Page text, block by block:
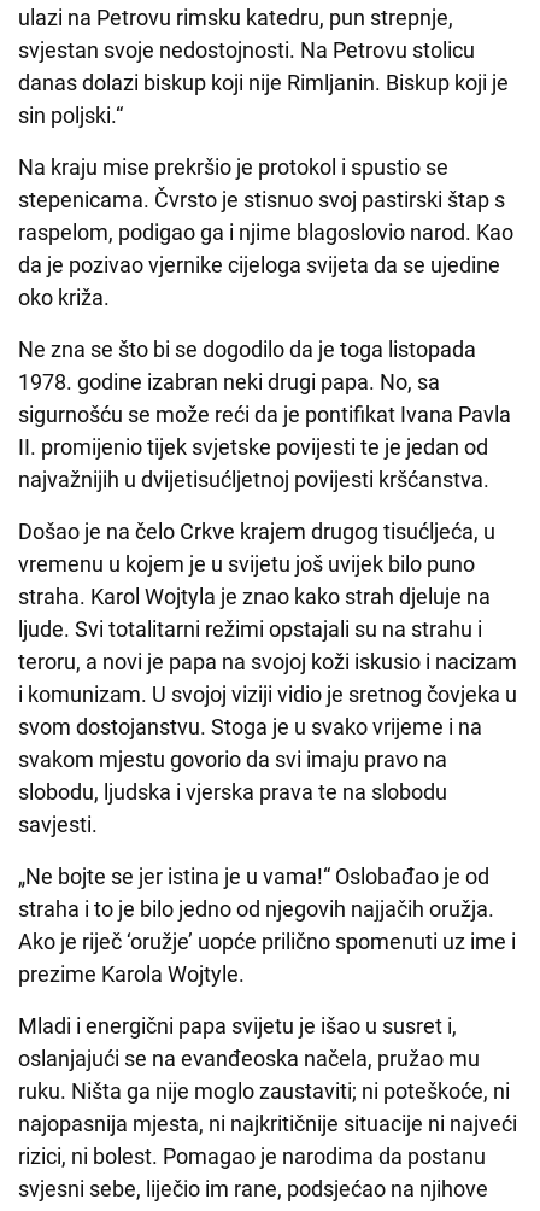
ulazi na Petrovu rimsku katedru, pun strepnje,
svjestan svoje nedostojnosti. Na Petrovu stolicu
danas dolazi biskup koji nije Rimljanin. Biskup koji je
sin poljski.“
Na kraju mise prekršio je protokol i spustio se
stepenicama. Čvrsto je stisnuo svoj pastirski štap s
raspelom, podigao ga i njime blagoslovio narod. Kao
da je pozivao vjernike cijeloga svijeta da se ujedine
oko križa.
Ne zna se što bi se dogodilo da je toga listopada
1978. godine izabran neki drugi papa. No, sa
sigurnošću se može reći da je pontifikat Ivana Pavla
II. promijenio tijek svjetske povijesti te je jedan od
najvažnijih u dvijetisućljetnoj povijesti kršćanstva.
Došao je na čelo Crkve krajem drugog tisućljeća, u
vremenu u kojem je u svijetu još uvijek bilo puno
straha. Karol Wojtyla je znao kako strah djeluje na
ljude. Svi totalitarni režimi opstajali su na strahu i
teroru, a novi je papa na svojoj koži iskusio i nacizam
i komunizam. U svojoj viziji vidio je sretnog čovjeka u
svom dostojanstvu. Stoga je u svako vrijeme i na
svakom mjestu govorio da svi imaju pravo na
slobodu, ljudska i vjerska prava te na slobodu
savjesti.
„Ne bojte se jer istina je u vama!“ Oslobađao je od
straha i to je bilo jedno od njegovih najjačih oružja.
Ako je riječ ‘oružje’ uopće prilično spomenuti uz ime i
prezime Karola Wojtyle.
Mladi i energični papa svijetu je išao u susret i,
oslanjajući se na evanđeoska načela, pružao mu
ruku. Ništa ga nije moglo zaustaviti; ni poteškoće, ni
najopasnija mjesta, ni najkritičnije situacije ni najveći
rizici, ni bolest. Pomagao je narodima da postanu
svjesni sebe, liječio im rane, podsjećao na njihove